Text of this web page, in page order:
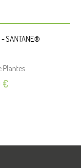
- SANTANE®
Plantes
€